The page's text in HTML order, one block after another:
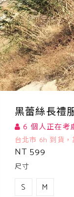
黑蕾絲長禮
6 個人正在考
台北市 6h 到貨
NT 599
尺寸
S M